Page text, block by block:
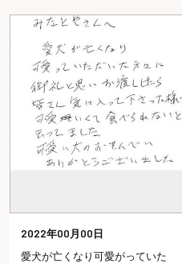
2022年00月00日
愛犬が亡くなり可愛がっていた